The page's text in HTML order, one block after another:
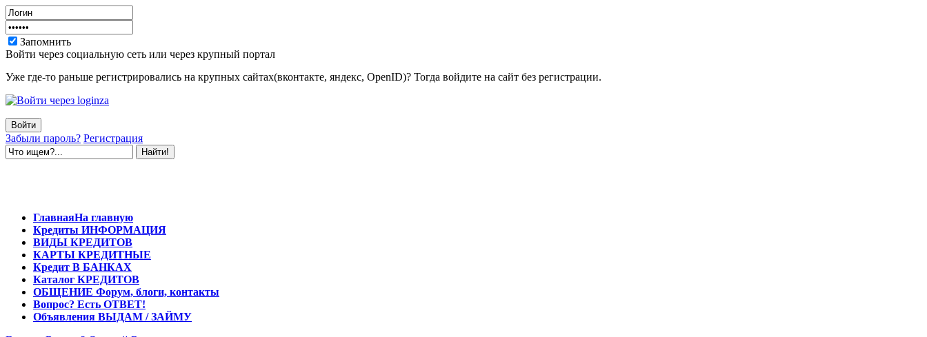
Запомнить
Войти через социальную сеть или через крупный портал
Уже где-то раньше регистрировались на крупных сайтах(вконтакте, яндекс, OpenID)? Тогда войдите на сайт без регистрации.
Забыли пароль? Регистрация
ГлавнаяНа главную
Кредиты ИНФОРМАЦИЯ
ВИДЫ КРЕДИТОВ
КАРТЫ КРЕДИТНЫЕ
Кредит В БАНКАХ
Каталог КРЕДИТОВ
ОБЩЕНИЕ Форум, блоги, контакты
Вопрос? Есть ОТВЕТ!
Объявления ВЫДАМ / ЗАЙМУ